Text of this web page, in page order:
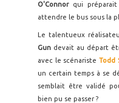
O'Connorqui préparait
attendre le bus sous la
Le talentueux
Gun devait au départ
avec le scénariste Todd
un certain temps à se
semblait être validé
bien pu se passer ?